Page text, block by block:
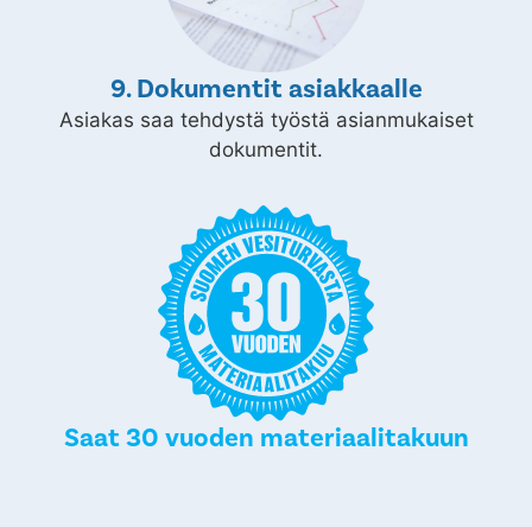
9. Dokumentit asiakkaalle
Asiakas saa tehdystä työstä asianmukaiset
dokumentit.
Saat 30 vuoden materiaalitakuun